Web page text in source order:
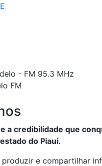
FM
a credibilidade que
do Piauí.
produzir e compartilhar